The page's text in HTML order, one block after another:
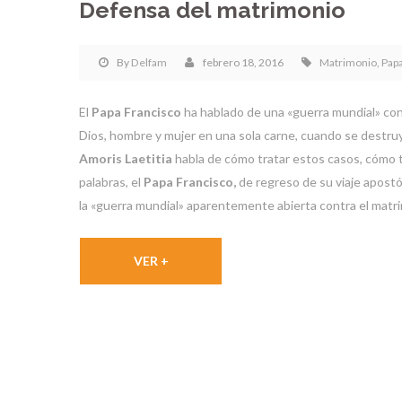
Defensa del matrimonio
By Delfam febrero 18, 2016 Matrimonio,
El Papa Francisco ha hablado de una «guerra mundial»
Dios, hombre y mujer en una sola carne, cuando se
Amoris Laetitia habla de cómo tratar estos casos, cómo
palabras, el Papa Francisco, de regreso de su viaje
la «guerra mundial» aparentemente abierta contra el
VER +